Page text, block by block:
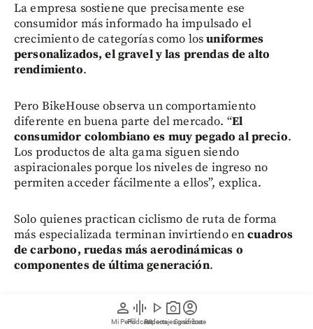
person
Mi Perfil
graphic_eq
Pódcast
play_arrow
Videos
photo_camera
Reportajes gráficos
account_circle
Suscríbete
La empresa sostiene que precisamente ese
consumidor más informado ha impulsado el
crecimiento de categorías como losuniformes
personalizados, el gravel y las prendas de alto
rendimiento.
Pero BikeHouse observa un comportamiento
diferente en buena parte del mercado. “El
consumidor colombiano es muy pegado al precio.
Los productos de alta gama siguen siendo
aspiracionales porque los niveles de ingreso no
permiten acceder fácilmente a ellos”, explica.
Solo quienes practican ciclismo de ruta de forma
más especializada terminan invirtiendo encuadros
de carbono, ruedas más aerodinámicas o
componentes de última generación.
Medellín tendrá un gran parque público
con “mar” y playa para hacer hasta 39 deportes